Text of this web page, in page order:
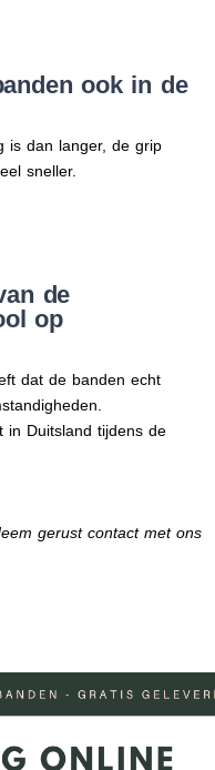
ook in de
is dan langer, de grip
sneller.
de
op
dat de banden echt
in Duitsland tijdens de
gerust contact met ons